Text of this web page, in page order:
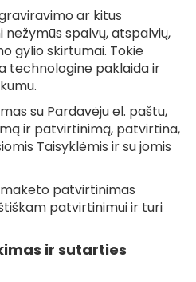
ar kitus
spalvų, atspalvių,
gylio skirtumai. Tokie
technologine paklaida ir
su Pardavėju el. paštu,
ir patvirtinimą, patvirtina,
Taisyklėmis ir su jomis
maketo patvirtinimas
patvirtinimui ir turi
ir sutarties